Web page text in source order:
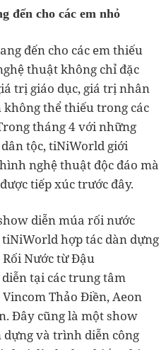
đến cho các em nhỏ
đến cho các em thiếu
thuật không chỉ đặc
trị giáo dục, giá trị nhân
thể thiếu trong các
tháng 4 với những
tộc, tiNiWorld giới
nghệ thuật độc đáo mà
tiếp xúc trước đây.
diễn múa rối nước
tiNiWorld hợp tác dàn dựng
Nước từ Đậu
tại các trung tâm
Thảo Điền, Aeon
Đây cũng là một show
dựng và trình diễn công